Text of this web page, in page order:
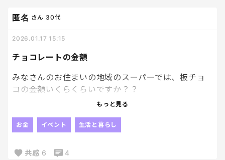
親戚一同に囲まれて、しんどいしかないわ
はーー、もう夏がだるすぎる、、、
チョコレートの金額
匿名 さん 30代
2026.01.17 15:15
みなさんのお住まいの地域のスーパーでは、板チョ
コの金額いくらくらいですか？？
買おう！と思いつつ、、、
高けぇ。
もっと見る
お金 イベント 生活と暮らし
共感 6 4